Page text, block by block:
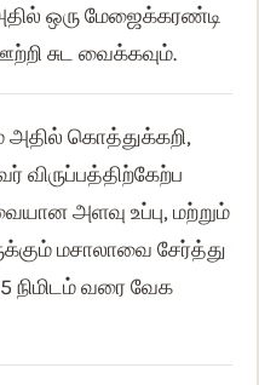
ஒரு மேஜைக்கரண்டி
சுட வைக்கவும்.
கொத்துக்கறி,
அளவு உப்பு, மற்றும்
மசாலாவை சேர்த்து
நிமிடம் வரை வேக